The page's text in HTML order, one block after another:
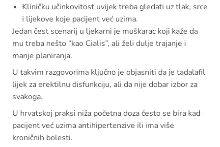
Kliničku učinkovitost uvijek treba gledati uz tlak, srce
i lijekove koje pacijent već uzima.
Jedan čest scenarij u ljekarni je muškarac koji kaže da
mu treba nešto “kao Cialis”, ali želi dulje trajanje i
manje planiranja.
U takvim razgovorima ključno je objasniti da je tadalafil
lijek za erektilnu disfunkciju, ali da nije dobar izbor za
svakoga.
U hrvatskoj praksi niža početna doza često se bira kad
pacijent već uzima antihipertenzive ili ima više
kroničnih bolesti.